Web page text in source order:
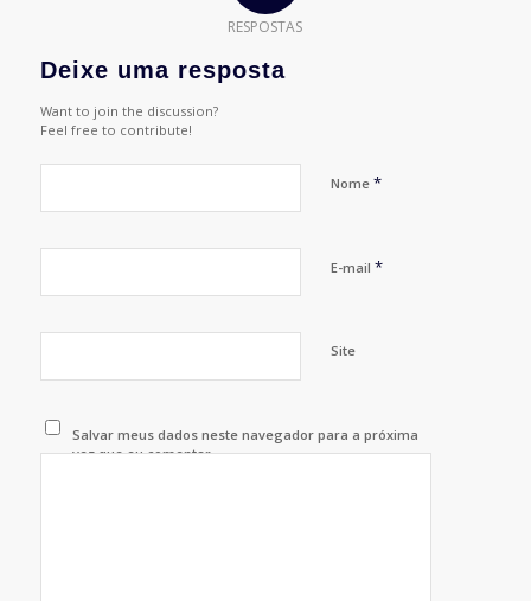
RESPOSTAS
Deixe uma resposta
Want to join the discussion?
Feel free to contribute!
Nome *
E-mail *
Site
Salvar meus dados neste navegador para a próxima
vez que eu comentar.